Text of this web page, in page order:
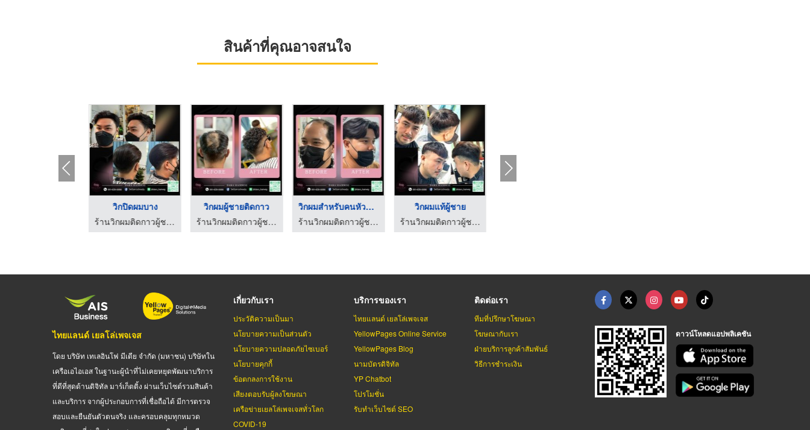
สินค้าที่คุณอาจสนใจ
วิกปิดผมบาง
ร้านวิกผมติดกาวผู้ชาย ช่างองุ่น - Dara Hairwig
วิกผมผู้ชายติดกาว
ร้านวิกผมติดกาวผู้ชาย ช่างองุ่น - Dara Hairwig
วิกผมสำหรับคนหัวล้าน
ร้านวิกผมติดกาวผู้ชาย ช่างองุ่น - Dara Hairwig
วิกผมแท้ผู้ชาย
ร้านวิกผมติดกาวผู้ชาย ช่างองุ่น - Dara Hairwig
ไทยแลนด์ เยลโล่เพจเจส
โดย บริษัท เทเลอินโฟ มีเดีย จำกัด (มหาชน) บริษัทใน
เครือเอไอเอส ในฐานะผู้นำที่ไม่เคยหยุดพัฒนาบริการ
ที่ดีที่สุดด้านดิจิทัล มาร์เก็ตติ้ง ผ่านเว็บไซต์รวมสินค้า
และบริการ จากผู้ประกอบการที่เชื่อถือได้ มีการตรวจ
สอบและยืนยันตัวตนจริง และครอบคลุมทุกหมวด
เกี่ยวกับเรา
ประวัติความเป็นมา
นโยบายความเป็นส่วนตัว
นโยบายความปลอดภัยไซเบอร์
นโยบายคุกกี้
ข้อตกลงการใช้งาน
เสียงตอบรับผู้ลงโฆษณา
เครือข่ายเยลโล่เพจเจสทั่วโลก
COVID-19
บริการของเรา
ไทยแลนด์ เยลโล่เพจเจส
YellowPages Online Service
YellowPages Blog
นามบัตรดิจิทัล
YP Chatbot
โปรโมชั่น
รับทำเว็บไซต์ SEO
ติดต่อเรา
ทีมที่ปรึกษาโฆษณา
โฆษณากับเรา
ฝ่ายบริการลูกค้าสัมพันธ์
วิธีการชำระเงิน
ดาวน์โหลดแอปพลิเคชัน